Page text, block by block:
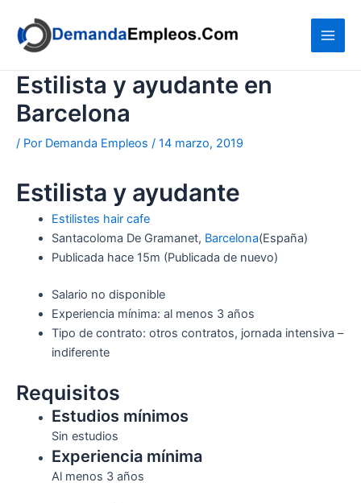
contenido
Estilista y ayudante en
Barcelona
/ Por Demanda Empleos / 14 marzo, 2019
Estilista y ayudante
Estilistes hair cafe
Santacoloma De Gramanet, Barcelona(España)
Publicada hace 15m (Publicada de nuevo)
Salario no disponible
Experiencia mínima: al menos 3 años
Tipo de contrato: otros contratos, jornada intensiva –
indiferente
Requisitos
Estudios mínimos
Sin estudios
Experiencia mínima
Al menos 3 años